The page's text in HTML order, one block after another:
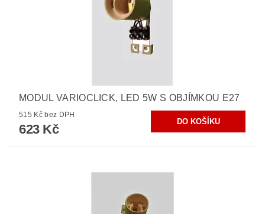
MODUL VARIOCLICK, LED 5W S OBJÍMKOU E27
515 Kč bez DPH
623 Kč